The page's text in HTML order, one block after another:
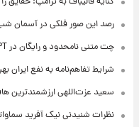
رصد این صور فلکی در آسمان
چت متنی نامحدود و رایگان در ChatGPT
شرایط تفاهم‌نامه به نفع ایران
سعید عزت‌اللهی ارزشمندترین
نظرات شنیدنی نیک آفرید